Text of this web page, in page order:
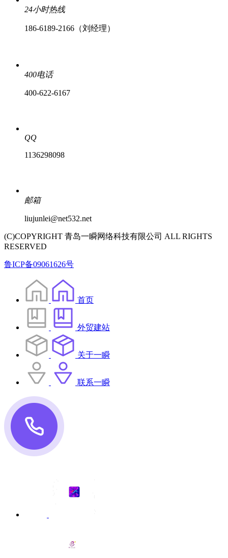
24小时热线
186-6189-2166（刘经理）
400电话
400-622-6167
QQ
1136298098
邮箱
liujunlei@net532.net
(C)COPYRIGHT 青岛一瞬网络科技有限公司 ALL RIGHTS
RESERVED
鲁ICP备09061626号
首页
外贸建站
关于一瞬
联系一瞬